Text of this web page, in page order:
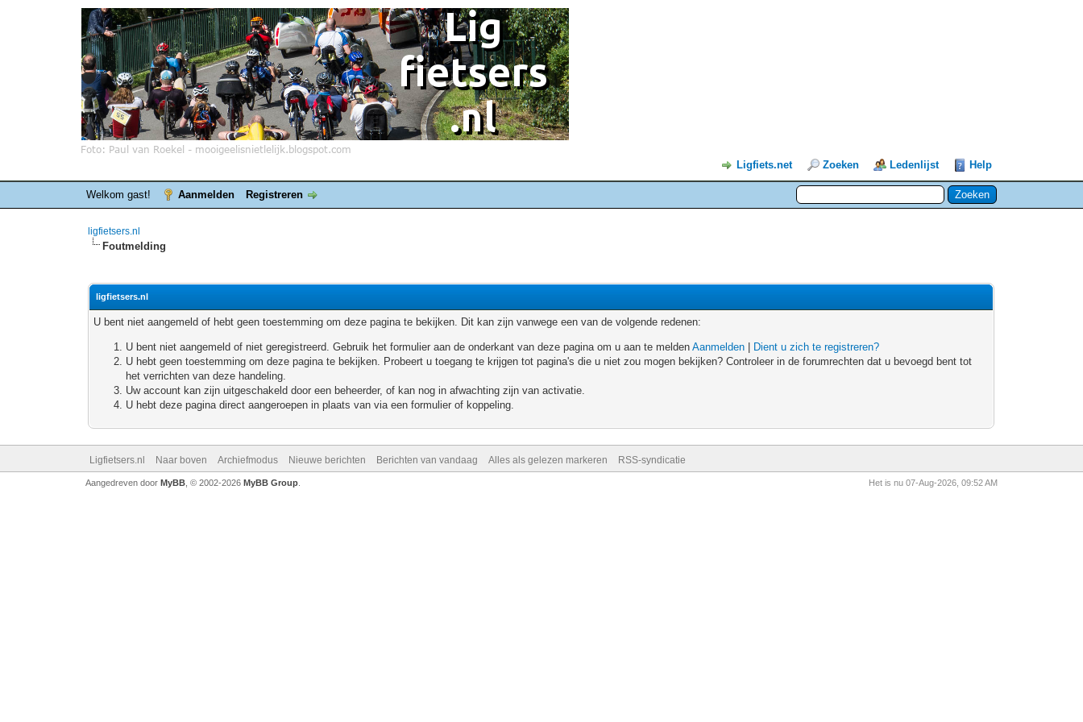
Ligfiets.net Zoeken Ledenlijst Help
Welkom gast! Aanmelden Registreren
ligfietsers.nl
Foutmelding
ligfietsers.nl
U bent niet aangemeld of hebt geen toestemming om deze pagina te bekijken. Dit kan zijn vanwege een van de volgende redenen:
U bent niet aangemeld of niet geregistreerd. Gebruik het formulier aan de onderkant van deze pagina om u aan te meldenAanmelden
Dient u zich te registreren?
U hebt geen toestemming om deze pagina te bekijken. Probeert u toegang te krijgen tot pagina's die u niet zou mogen bekijken? Controleer in de forumrechten dat u bevoegd bent tot
het verrichten van deze handeling.
Uw account kan zijn uitgeschakeld door een beheerder, of kan nog in afwachting zijn van activatie.
U hebt deze pagina direct aangeroepen in plaats van via een formulier of koppeling.
Ligfietsers.nl Naar boven Archiefmodus Nieuwe berichten Berichten van vandaag Alles als gelezen markeren RSS-syndicatie
Het is nu 07-Aug-2026, 09:52 AM
Aangedreven door MyBB, © 2002-2026 MyBB Group.